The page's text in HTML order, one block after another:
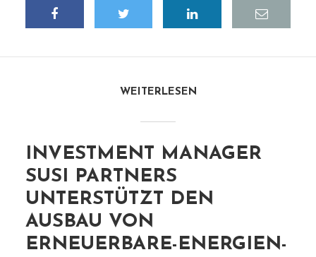
WEITERLESEN
INVESTMENT MANAGER
SUSI PARTNERS
UNTERSTÜTZT DEN
AUSBAU VON
ERNEUERBARE-ENERGIEN-